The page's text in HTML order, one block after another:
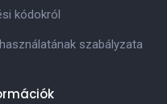
kódokról
szabályzata